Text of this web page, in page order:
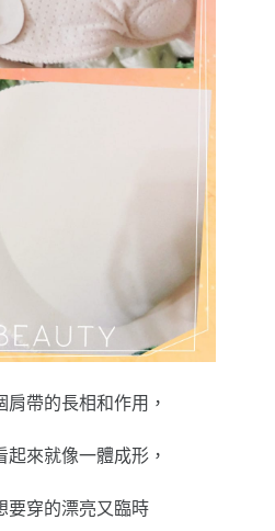
肩帶的長相和作用，
來就像一體成形，
要穿的漂亮又臨時